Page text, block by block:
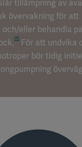
tillämpning av
övervakning för att
eller behandla
[4] För att undvika
bör tidig